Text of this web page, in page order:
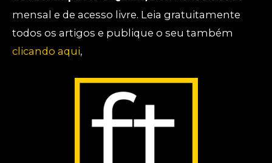
mensal e de acesso livre. Leia gratuitamente
todos os artigos e publique o seu também
clicando aqui,